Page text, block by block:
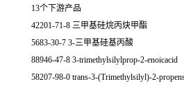
13个下游产品
42201-71-8 三甲基硅烷丙炔甲酯
5683-30-7 3-三甲基硅基丙酸
88946-47-8 3-trimethylsilylprop-2-enoicacid
58207-98-0 trans-3-(Trimethylsilyl)-2-